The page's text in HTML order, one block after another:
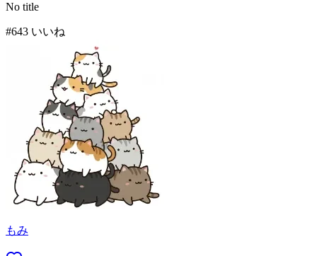
No title
#643 いいね
もみ